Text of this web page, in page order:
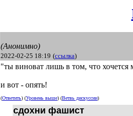
(Анонимно)
2022-02-25 18:19 (ссылка)
"ты виноват лишь в том, что хочется
и вот - опять!
(Ответить) (Уровень выше) (Ветвь дискуссии)
сдохни фашист